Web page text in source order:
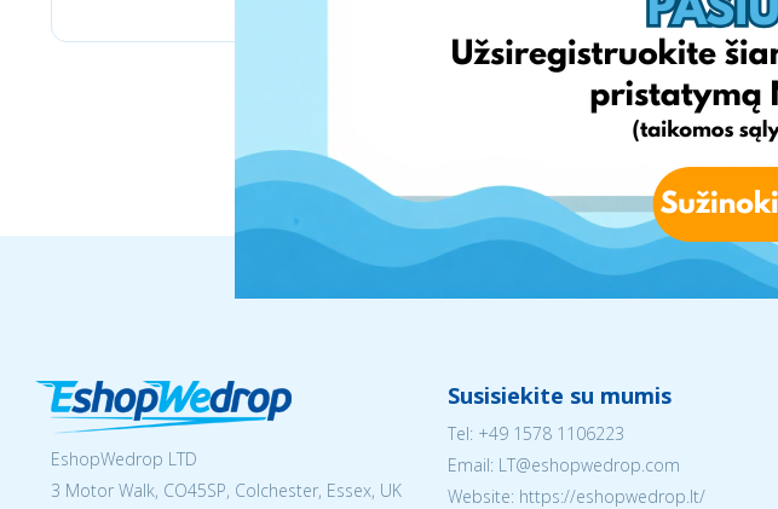
EshopWedrop LTD
3 Motor Walk, CO45SP, Colchester, Essex, UK
Susisiekite su mumis
Tel: +49 1578 1106223
Email: LT@eshopwedrop.com
Website: https://eshopwedrop.lt/